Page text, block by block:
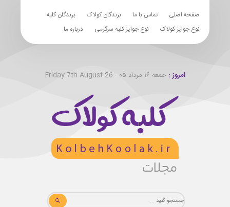
صفحه اصلی تماس با ما برندگان کولاک
برندگان کلبه
نوع جوایز کولاک
نوع جوایز کلبه سرگرمی درباره ما
امروز :جمعه ۱۶ مرداد ۰۵ - Friday 7th August 26